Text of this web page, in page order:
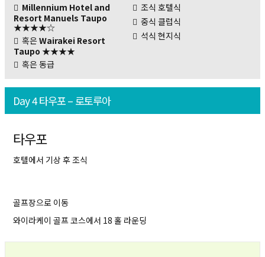
Millennium Hotel and
Resort Manuels Taupo
★★★★☆
혹은Wairakei Resort
Taupo ★★★★
혹은 동급
조식 호텔식
중식 클럽식
석식 현지식
Day 4 타우포 – 로토루아
타우포
호텔에서 기상 후 조식
골프장으로 이동
와이라케이 골프 코스에서 18 홀 라운딩